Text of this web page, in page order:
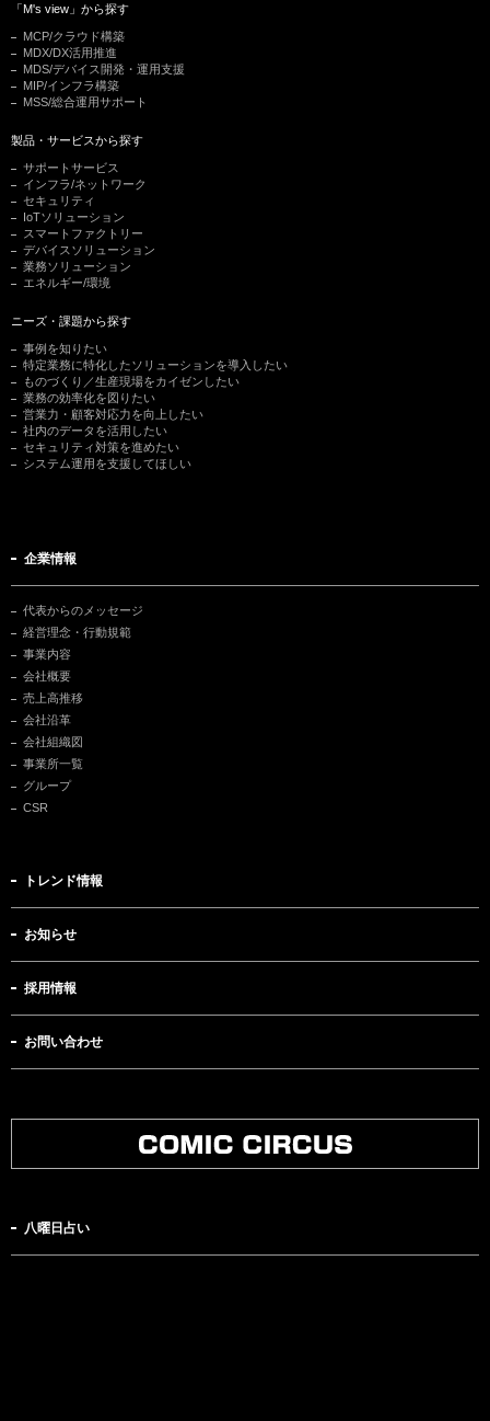
「M's view」から探す
MCP/クラウド構築
MDX/DX活用推進
MDS/デバイス開発・運用支援
MIP/インフラ構築
MSS/総合運用サポート
製品・サービスから探す
サポートサービス
インフラ/ネットワーク
セキュリティ
IoTソリューション
スマートファクトリー
デバイスソリューション
業務ソリューション
エネルギー/環境
ニーズ・課題から探す
事例を知りたい
特定業務に特化したソリューションを導入したい
ものづくり／生産現場をカイゼンしたい
業務の効率化を図りたい
営業力・顧客対応力を向上したい
社内のデータを活用したい
セキュリティ対策を進めたい
システム運用を支援してほしい
企業情報
代表からのメッセージ
経営理念・行動規範
事業内容
会社概要
売上高推移
会社沿革
会社組織図
事業所一覧
グループ
CSR
トレンド情報
お知らせ
採用情報
お問い合わせ
八曜日占い